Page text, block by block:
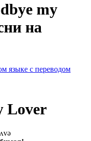
my
на
языке с переводом
Lover